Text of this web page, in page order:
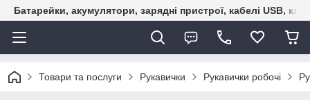
Батарейки, акумулятори, зарядні пристрої, кабелі USB,
Товари та послуги Рукавички Рукавички робочі